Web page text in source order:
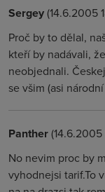
Sergey(14.6.2005
Proč by to dělal,
kteří by nadávali,
neobjednali.
se všim (asi
Panther(14.6.2005
No nevim proc by
vyhodnejsi tarif.To